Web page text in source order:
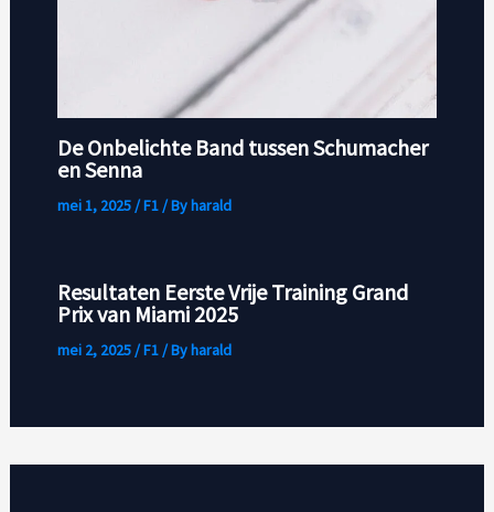
De Onbelichte Band tussen Schumacher
en Senna
mei 1, 2025/F1/ By harald
Resultaten Eerste Vrije Training Grand
Prix van Miami 2025
mei 2, 2025/F1/ By harald